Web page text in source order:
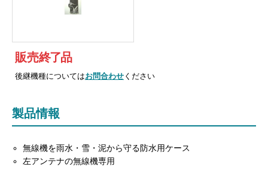
販売終了品
後継機種についてはお問合わせ ください
製品情報
無線機を雨水・雪・泥から守る防水用ケース
左アンテナの無線機専用